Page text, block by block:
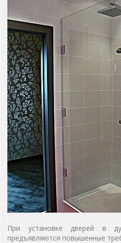
При установке дверей в
предъявляются повышенные